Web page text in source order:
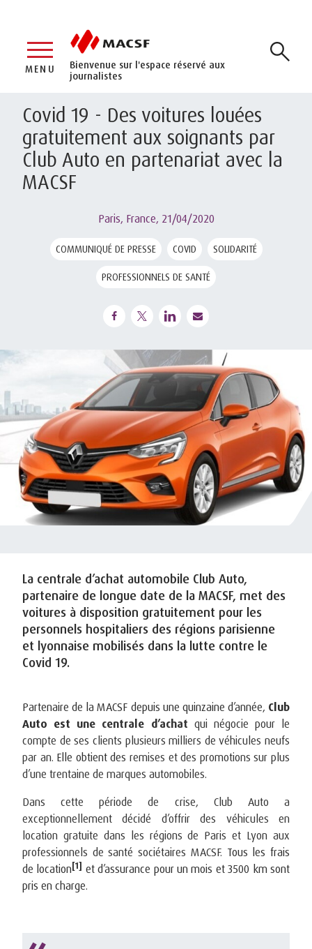
Bienvenue sur l'espace réservé aux
journalistes
MENU
Covid 19 - Des voitures louées
gratuitement aux soignants par
Club Auto en partenariat avec la
MACSF
Paris, France, 21/04/2020
COMMUNIQUÉ DE PRESSE COVID SOLIDARITÉ
PROFESSIONNELS DE SANTÉ
La centrale d’achat automobile Club Auto,
partenaire de longue date de la MACSF, met des
voitures à disposition gratuitement pour les
personnels hospitaliers des régions parisienne
et lyonnaise mobilisés dans la lutte contre le
Covid 19.
Partenaire de la MACSF depuis une quinzaine d’année, Club
Auto est une centrale d’achat qui négocie pour le
compte de ses clients plusieurs milliers de véhicules neufs
par an. Elle obtient desremises et des promotions sur plus
d’une trentaine de marques automobiles.
Dans cette période de crise, Club Auto a
exceptionnellement décidé d’offrir des véhicules en
location gratuite dans les régions de Paris et Lyon aux
professionnels de santé sociétaires MACSF. Tous les frais
de location [1] et d’assurance pour un mois et 3500 km sont
pris en charge.